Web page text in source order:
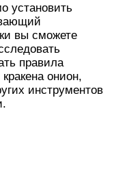
установить
вы сможете
правила
онион,
инструментов